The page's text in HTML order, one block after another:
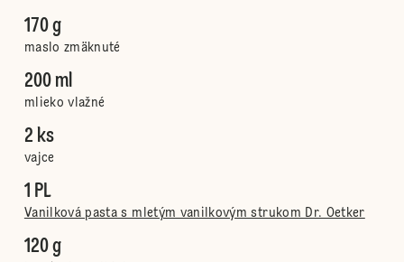
170 g
maslo zmäknuté
200 ml
mlieko vlažné
2 ks
vajce
1 PL
Vanilková pasta s mletým vanilkovým strukom Dr. Oetker
120 g